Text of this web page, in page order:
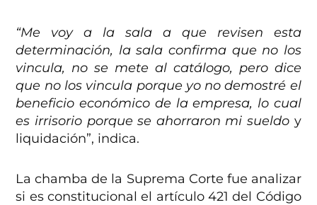
“Me voy a la sala a que revisen esta
determinación, la sala confirma que no los
vincula, no se mete al catálogo, pero dice
que no los vincula porque yo no demostré el
beneficio económico de la empresa, lo cual
es irrisorio porque se ahorraron mi sueldo y
liquidación”, indica.
La chamba de la Suprema Corte fue analizar
si es constitucional el artículo 421 del Código